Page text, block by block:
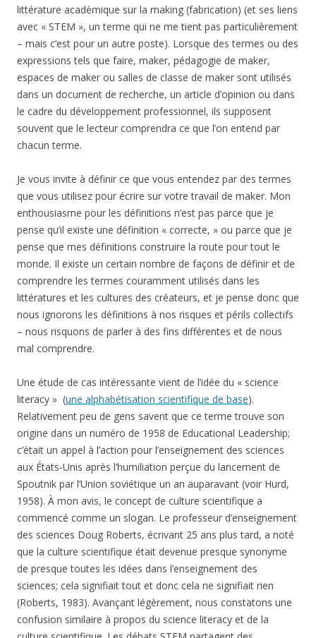
littérature académique sur la making (fabrication) (et ses liens
avec « STEM », un terme qui ne me tient pas particulièrement
– mais c’est pour un autre poste). Lorsque des termes ou des
expressions tels que faire, maker, pédagogie de maker,
espaces de maker ou salles de classe de maker sont utilisés
dans un document de recherche, un article d’opinion ou dans
le cadre du développement professionnel, ils supposent
souvent que le lecteur comprendra ce que l’on entend par
chacun terme.
Je vous invite à définir ce que vous entendez par des termes
que vous utilisez pour écrire sur votre travail de maker. Mon
enthousiasme pour les définitions n’est pas parce que je
pense qu’il existe une définition « correcte, » ou parce que je
pense que mes définitions construire la route pour tout le
monde. Il existe un certain nombre de façons de définir et de
comprendre les termes couramment utilisés dans les
littératures et les cultures des créateurs, et je pense donc que
nous ignorons les définitions à nos risques et périls collectifs
– nous risquons de parler à des fins différentes et de nous
mal comprendre.
Une étude de cas intéressante vient de l’idée du « science
literacy » (une alphabétisation scientifique de base).
Relativement peu de gens savent que ce terme trouve son
origine dans un numéro de 1958 de Educational Leadership;
c’était un appel à l’action pour l’enseignement des sciences
aux États-Unis après l’humiliation perçue du lancement de
Spoutnik par l’Union soviétique un an auparavant (voir Hurd,
1958). À mon avis, le concept de culture scientifique a
commencé comme un slogan. Le professeur d’enseignement
des sciences Doug Roberts, écrivant 25 ans plus tard, a noté
que la culture scientifique était devenue presque synonyme
de presque toutes les idées dans l’enseignement des
sciences; cela signifiait tout et donc cela ne signifiait rien
(Roberts, 1983). Avançant légèrement, nous constatons une
confusion similaire à propos du science literacy et de la